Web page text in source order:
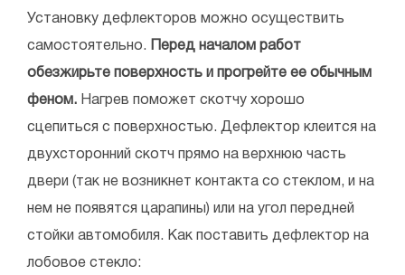
Установку дефлекторов можно осуществить
самостоятельно. Перед началом работ
обезжирьте поверхность и прогрейте ее обычным
феном. Нагрев поможет скотчу хорошо
сцепиться с поверхностью. Дефлектор клеится на
двухсторонний скотч прямо на верхнюю часть
двери (так не возникнет контакта со стеклом, и на
нем не появятся царапины) или на угол передней
стойки автомобиля. Как поставить дефлектор на
лобовое стекло: